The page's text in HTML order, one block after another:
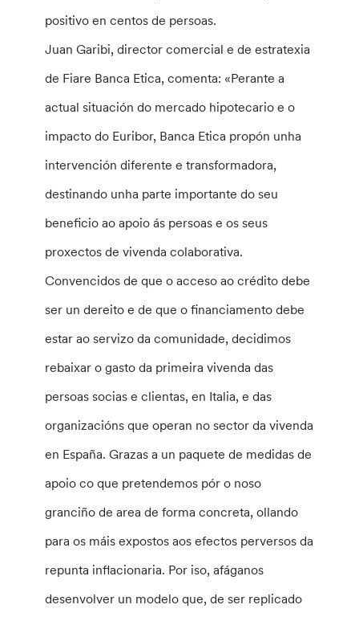
positivo en centos de persoas.
Juan Garibi, director comercial e de estratexia
de Fiare Banca Etica, comenta: «Perante a
actual situación do mercado hipotecario e o
impacto do Euribor, Banca Etica propón unha
intervención diferente e transformadora,
destinando unha parte importante do seu
beneficio ao apoio ás persoas e os seus
proxectos de vivenda colaborativa.
Convencidos de que o acceso ao crédito debe
ser un dereito e de que o financiamento debe
estar ao servizo da comunidade, decidimos
rebaixar o gasto da primeira vivenda das
persoas socias e clientas, en Italia, e das
organizacións que operan no sector da vivenda
en España. Grazas a un paquete de medidas de
apoio co que pretendemos pór o noso
granciño de area de forma concreta, ollando
para os máis expostos aos efectos perversos da
repunta inflacionaria. Por iso, afáganos
desenvolver un modelo que, de ser replicado